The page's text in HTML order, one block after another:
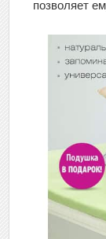
позволяет